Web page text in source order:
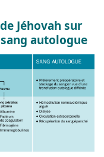
Jéhovah sur
autologue